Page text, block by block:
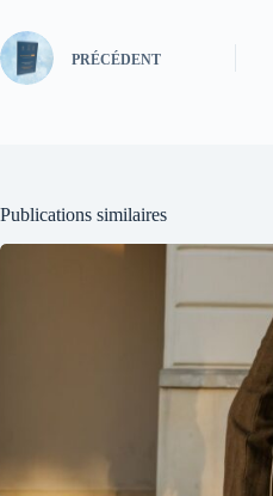
PRÉCÉDENT
Publications similaires